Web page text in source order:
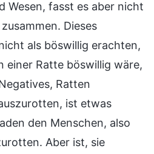
Wesen, fasst es aber nicht
Dieses
als böswillig erachten,
einer Ratte böswillig wäre,
Ratten
ist etwas
den Menschen, also
Aber ist, sie